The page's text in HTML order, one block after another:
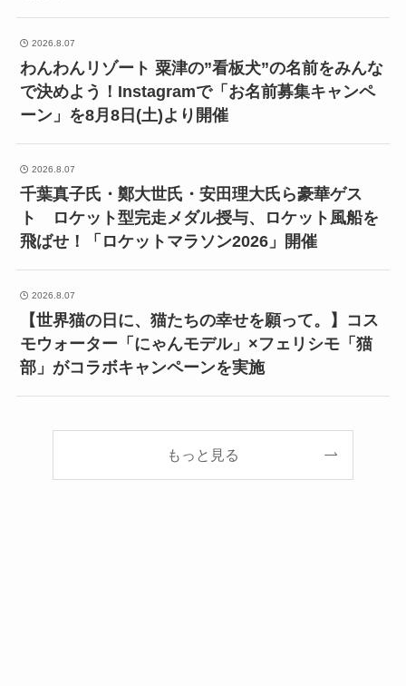
2026.8.07
わんわんリゾート 粟津の”看板犬”の名前をみんな
で決めよう！Instagramで「お名前募集キャンペ
ーン」を8月8日(土)より開催
2026.8.07
千葉真子氏・鄭大世氏・安田理大氏ら豪華ゲス
ト ロケット型完走メダル授与、ロケット風船を
飛ばせ！「ロケットマラソン2026」開催
2026.8.07
【世界猫の日に、猫たちの幸せを願って。】コス
モウォーター「にゃんモデル」×フェリシモ「猫
部」がコラボキャンペーンを実施
もっと見る